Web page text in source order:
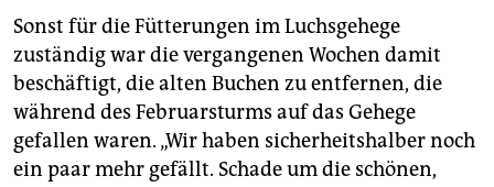
Sonst für die Fütterungen im Luchsgehege
zuständig war die vergangenen Wochen damit
beschäftigt, die alten Buchen zu entfernen, die
während des Februarsturms auf das Gehege
gefallen waren. „Wir haben sicherheitshalber noch
ein paar mehr gefällt. Schade um die schönen,